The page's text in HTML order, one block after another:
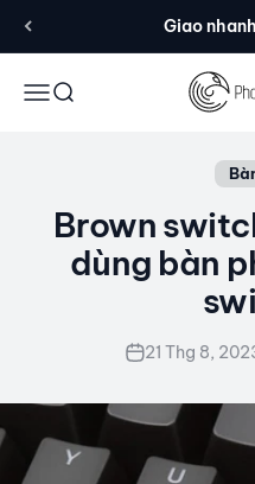
Giao
MenuTìm kiếm
Brown
dùng bàn
21 Thg 8,